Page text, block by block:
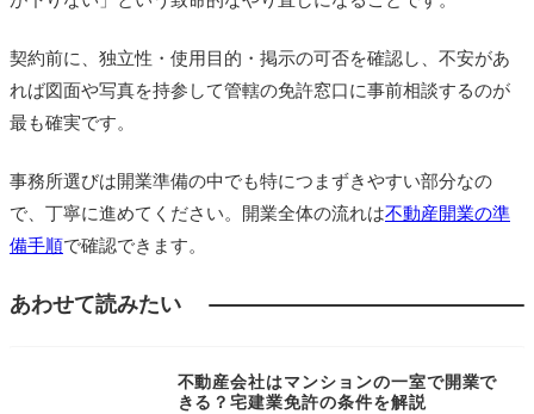
契約前に、独立性・使用目的・掲示の可否を確認し、不安があ
れば図面や写真を持参して管轄の免許窓口に事前相談するのが
最も確実です。
事務所選びは開業準備の中でも特につまずきやすい部分なの
で、丁寧に進めてください。開業全体の流れは不動産開業の準
備手順で確認できます。
あわせて読みたい
不動産会社はマンションの一室で開業で
きる？宅建業免許の条件を解説